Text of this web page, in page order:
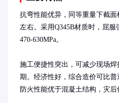
抗弯性能优异，同等重量下截
左右。采用Q345B材质时，屈服
470-630MPa。
施工便捷性突出，可减少现场
期。经济性好，综合造价可比普
防火性能优于混凝土结构，灾后